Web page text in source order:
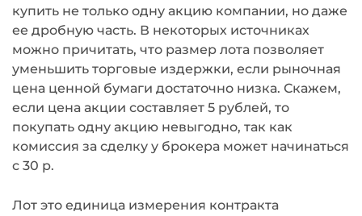
купить не только одну акцию компании, но даже
ее дробную часть. В некоторых источниках
можно причитать, что размер лота позволяет
уменьшить торговые издержки, если рыночная
цена ценной бумаги достаточно низка. Скажем,
если цена акции составляет 5 рублей, то
покупать одну акцию невыгодно, так как
комиссия за сделку у брокера может начинаться
с 30 р.
Лот это единица измерения контракта